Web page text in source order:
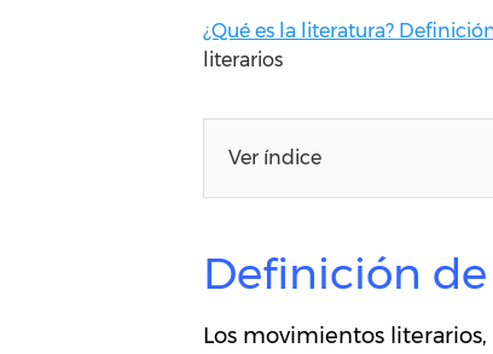
¿Qué es la literatura?
literarios
Ver índice
Definición
Los movimientos